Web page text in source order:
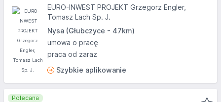
EURO-INWEST PROJEKT Grzegorz Engler,
Tomasz Lach Sp. J.
Nysa (Głubczyce - 47km)
umowa o pracę
praca od zaraz
Szybkie aplikowanie
Polecana